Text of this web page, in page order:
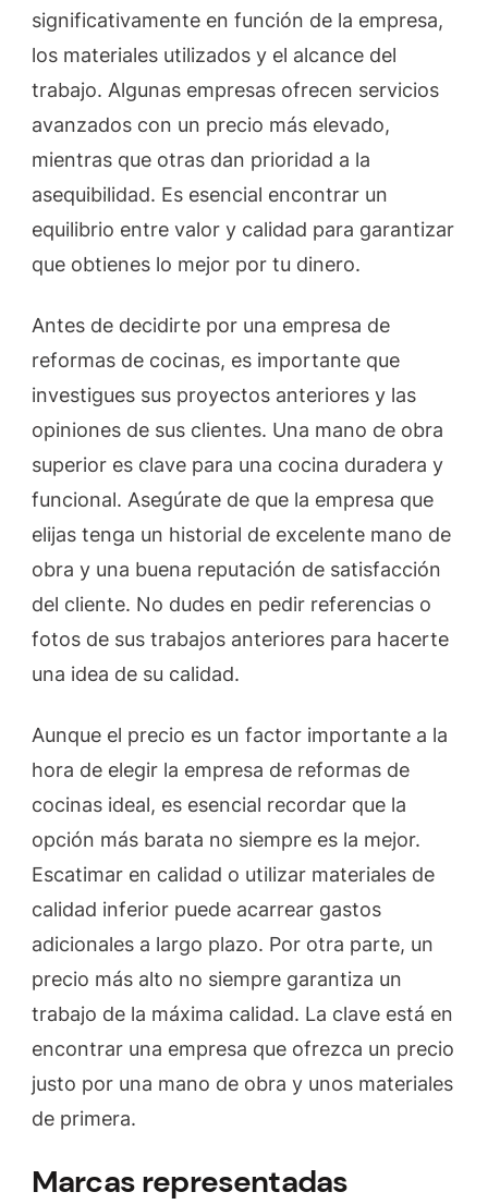
significativamente en función de la empresa,
los materiales utilizados y el alcance del
trabajo. Algunas empresas ofrecen servicios
avanzados con un precio más elevado,
mientras que otras dan prioridad a la
asequibilidad. Es esencial encontrar un
equilibrio entre valor y calidad para garantizar
que obtienes lo mejor por tu dinero.
Antes de decidirte por una empresa de
reformas de cocinas, es importante que
investigues sus proyectos anteriores y las
opiniones de sus clientes. Una mano de obra
superior es clave para una cocina duradera y
funcional. Asegúrate de que la empresa que
elijas tenga un historial de excelente mano de
obra y una buena reputación de satisfacción
del cliente. No dudes en pedir referencias o
fotos de sus trabajos anteriores para hacerte
una idea de su calidad.
Aunque el precio es un factor importante a la
hora de elegir la empresa de reformas de
cocinas ideal, es esencial recordar que la
opción más barata no siempre es la mejor.
Escatimar en calidad o utilizar materiales de
calidad inferior puede acarrear gastos
adicionales a largo plazo. Por otra parte, un
precio más alto no siempre garantiza un
trabajo de la máxima calidad. La clave está en
encontrar una empresa que ofrezca un precio
justo por una mano de obra y unos materiales
de primera.
Marcas representadas